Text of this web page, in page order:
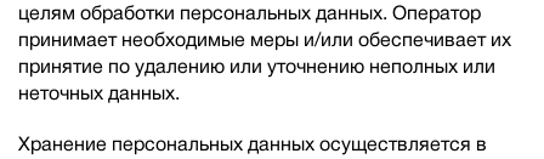
целям обработки персональных данных. Оператор
принимает необходимые меры и/или обеспечивает их
принятие по удалению или уточнению неполных или
неточных данных.
Хранение персональных данных осуществляется в